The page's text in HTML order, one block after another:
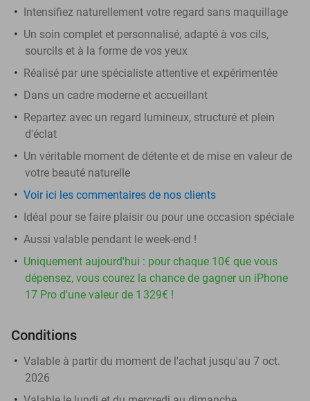
Intensifiez naturellement votre regard sans maquillage
Un soin complet et personnalisé, adapté à vos cils,
sourcils et à la forme de vos yeux
Réalisé par une spécialiste attentive et expérimentée
Dans un cadre moderne et accueillant
Repartez avec un regard lumineux, structuré et plein
d'éclat
Un véritable moment de détente et de mise en valeur de
votre beauté naturelle
Voir ici les commentaires de nos clients
Idéal pour se faire plaisir ou pour une occasion spéciale
Aussi valable pendant le week-end !
Uniquement aujourd'hui : pour chaque 10€ que vous
dépensez, vous courez la chance de gagner un iPhone
17 Pro d'une valeur de 1 329€ !
Conditions
Valable à partir du moment de l'achat jusqu'au 7 oct.
2026